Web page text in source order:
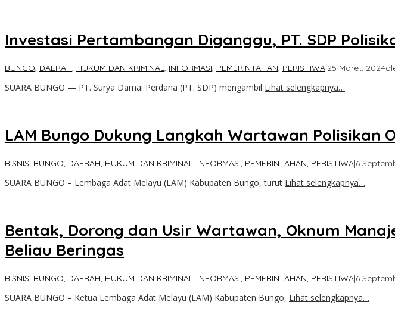
Investasi Pertambangan Diganggu, PT. SDP
BUNGO, DAERAH, HUKUM DAN KRIMINAL, INFORMASI, PEMERINTAHAN, PERISTIWA|25 Maret, 2024
SUARA BUNGO — PT. Surya Damai Perdana (PT. SDP) mengambil Lihat selengkapnya…
LAM Bungo Dukung Langkah Wartawan Polisikan
BISNIS, BUNGO, DAERAH, HUKUM DAN KRIMINAL, INFORMASI, PEMERINTAHAN, PERISTIWA|6
SUARA BUNGO – Lembaga Adat Melayu (LAM) Kabupaten Bungo, turut Lihat selengkapnya…
Bentak, Dorong dan Usir Wartawan, Oknum
Beliau Beringas
BISNIS, BUNGO, DAERAH, HUKUM DAN KRIMINAL, INFORMASI, PEMERINTAHAN, PERISTIWA|6
SUARA BUNGO – Ketua Lembaga Adat Melayu (LAM) Kabupaten Bungo, Lihat selengkapnya…